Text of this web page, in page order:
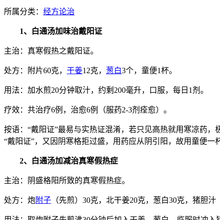
所属分类： 经方论治
1、白通汤加味治戴阳证
主治：真寒假热之戴阳证。
处方：附片60克， 干姜12克， 葱白3个，童便1杯。
用法：加水煎20分钟取汁，约剩200毫升，口服，每日1剂。
疗效：共治疗6例，治愈6例（服药2-3剂痊愈）。
按语：“戴阳证”最易与实热证混淆，若只见高热就用寒凉药
“戴阳证”，又因阴寒格拒过盛，用药应从阴引阳，故用童便一
2、白通汤加减治真寒假热症
主治：阴盛格阳所致的真寒假热症。
处方：炮附子 （先煎）30克，北干姜20克，葱白30克，猪胆汁